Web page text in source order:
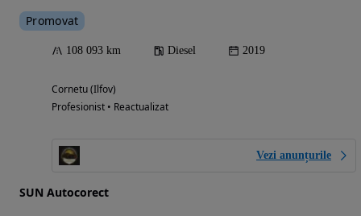
Promovat
108 093 km Diesel 2019
Cornetu (Ilfov)
Profesionist • Reactualizat
Vezi anunțurile
SUN Autocorect